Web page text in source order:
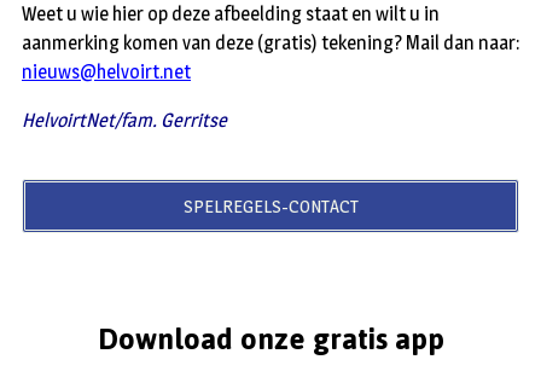
Weet u wie hier op deze afbeelding staat en wilt u in
aanmerking komen van deze (gratis) tekening? Mail dan naar:
nieuws@helvoirt.net
HelvoirtNet/fam. Gerritse
SPELREGELS-CONTACT
Download onze gratis app